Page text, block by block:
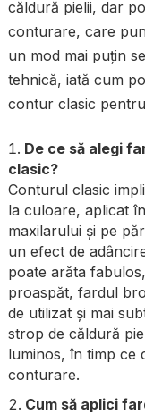
căldură pielii, dar
conturare, care
un mod mai puțin
tehnică, iată cum
contur clasic
De ce să alegi
clasic?
Conturul clasic
la culoare, aplicat
maxilarului și pe
un efect de
poate arăta
proaspăt, fardul
de utilizat și mai
strop de căldură
luminos, în timp ce
conturare.
Cum să aplici